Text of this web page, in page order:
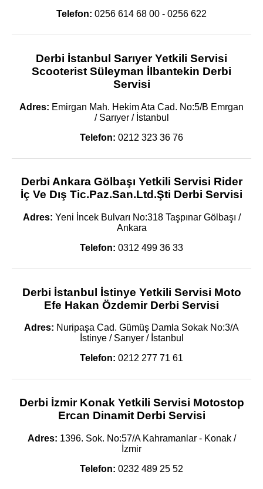
Telefon: 0256 614 68 00 - 0256 622
Derbi İstanbul Sarıyer Yetkili Servisi
Scooterist Süleyman İlbantekin Derbi
Servisi
Adres: Emirgan Mah. Hekim Ata Cad. No:5/B Emrgan
/ Sarıyer / İstanbul
Telefon: 0212 323 36 76
Derbi Ankara Gölbaşı Yetkili Servisi Rider
İç Ve Dış Tic.Paz.San.Ltd.Şti Derbi Servisi
Adres: Yeni İncek Bulvarı No:318 Taşpınar Gölbaşı /
Ankara
Telefon: 0312 499 36 33
Derbi İstanbul İstinye Yetkili Servisi Moto
Efe Hakan Özdemir Derbi Servisi
Adres: Nuripaşa Cad. Gümüş Damla Sokak No:3/A
İstinye / Sarıyer / İstanbul
Telefon: 0212 277 71 61
Derbi İzmir Konak Yetkili Servisi Motostop
Ercan Dinamit Derbi Servisi
Adres: 1396. Sok. No:57/A Kahramanlar - Konak /
İzmir
Telefon: 0232 489 25 52